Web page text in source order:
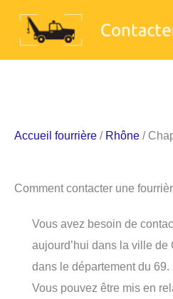
Accueil fourrière / Rhône /
Comment contacter une
Vous avez besoin de
aujourd’hui dans la ville
dans le département du 69.
Vous pouvez être mis en